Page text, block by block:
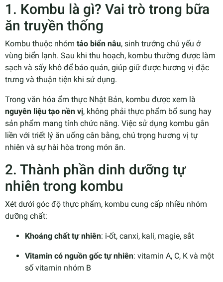
1. Kombu là gì? Vai trò trong bữa
ăn truyền thống
Kombu thuộc nhóm tảo biển nâu, sinh trưởng chủ yếu ở
vùng biển lạnh. Sau khi thu hoạch, kombu thường được làm
sạch và sấy khô để bảo quản, giúp giữ được hương vị đặc
trưng và thuận tiện khi sử dụng.
Trong văn hóa ẩm thực Nhật Bản, kombu được xem là
nguyên liệu tạo nền vị, không phải thực phẩm bổ sung hay
sản phẩm mang tính chức năng. Việc sử dụng kombu gắn
liền với triết lý ăn uống cân bằng, chú trọng hương vị tự
nhiên và sự hài hòa trong món ăn.
2. Thành phần dinh dưỡng tự
nhiên trong kombu
Xét dưới góc độ thực phẩm, kombu cung cấp nhiều nhóm
dưỡng chất:
Khoáng chất tự nhiên: i-ốt, canxi, kali, magie, sắt
Vitamin có nguồn gốc tự nhiên: vitamin A, C, K và một
số vitamin nhóm B